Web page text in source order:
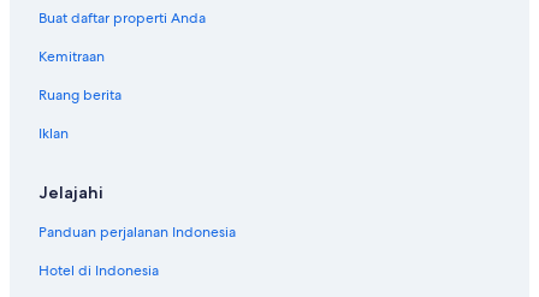
Buat daftar properti Anda
Kemitraan
Ruang berita
Iklan
Jelajahi
Panduan perjalanan Indonesia
Hotel di Indonesia